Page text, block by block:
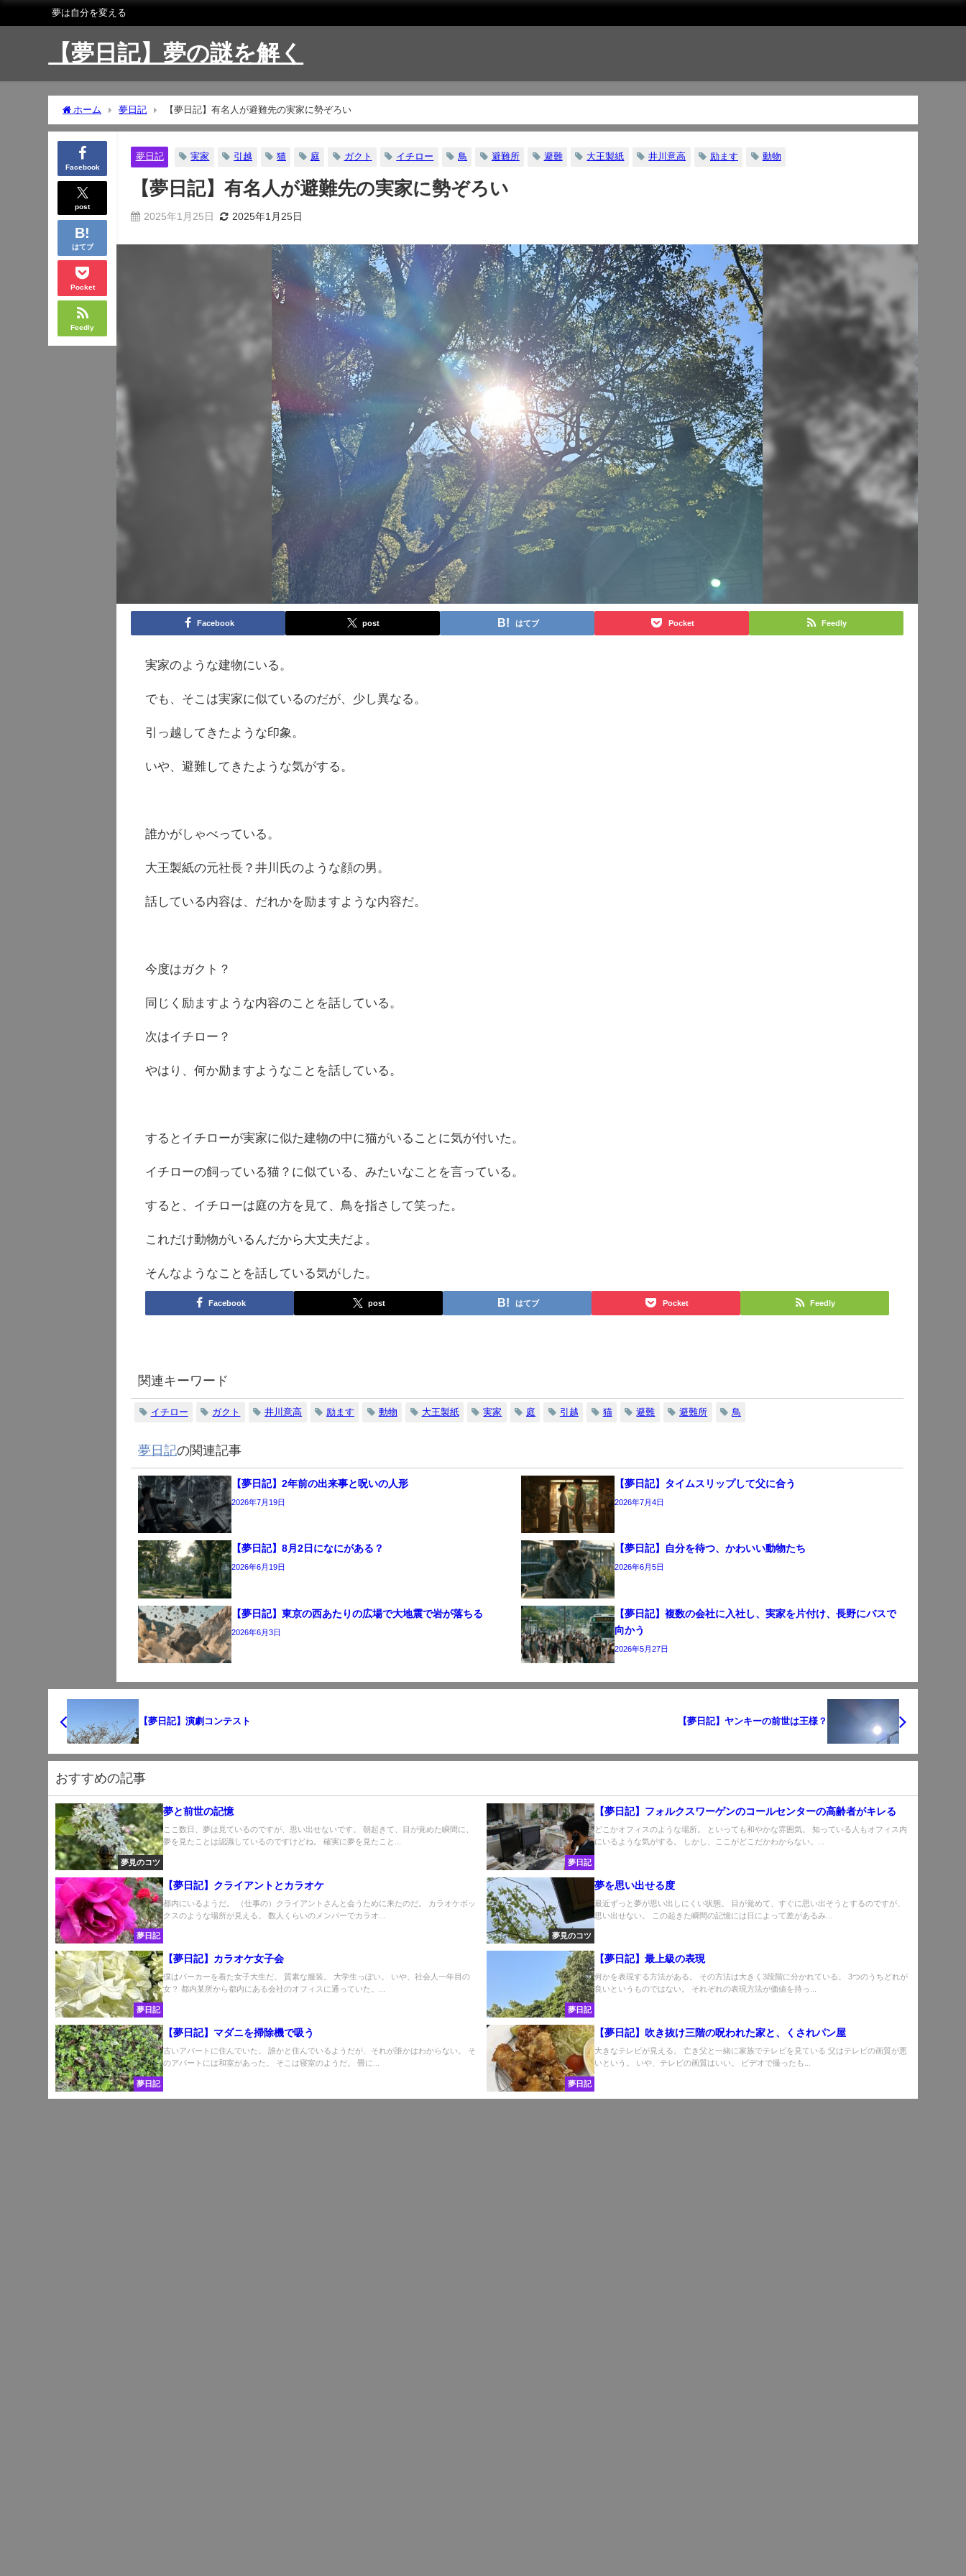
夢は自分を変える
【夢日記】夢の謎を解く
ホーム 夢日記 【夢日記】有名人が避難先の実家に勢ぞろい
Facebook
post
はてブ
Pocket
Feedly
夢日記 実家 引越 猫 庭 ガクト イチロー 鳥 避難所 避難 大王製紙 井川意高 励ます 動物
【夢日記】有名人が避難先の実家に勢ぞろい
2025年1月25日 2025年1月25日
Facebook post はてブ Pocket Feedly
実家のような建物にいる。
でも、そこは実家に似ているのだが、少し異なる。
引っ越してきたような印象。
いや、避難してきたような気がする。
誰かがしゃべっている。
大王製紙の元社長？井川氏のような顔の男。
話している内容は、だれかを励ますような内容だ。
今度はガクト？
同じく励ますような内容のことを話している。
次はイチロー？
やはり、何か励ますようなことを話している。
するとイチローが実家に似た建物の中に猫がいることに気が付いた。
イチローの飼っている猫？に似ている、みたいなことを言っている。
すると、イチローは庭の方を見て、鳥を指さして笑った。
これだけ動物がいるんだから大丈夫だよ。
そんなようなことを話している気がした。
Facebook post はてブ Pocket Feedly
関連キーワード
イチロー ガクト 井川意高 励ます 動物 大王製紙 実家 庭 引越 猫 避難 避難所 鳥
夢日記の関連記事
【夢日記】2年前の出来事と呪いの人形
2026年7月19日
【夢日記】タイムスリップして父に合う
2026年7月4日
【夢日記】8月2日になにがある？
2026年6月19日
【夢日記】自分を待つ、かわいい動物たち
2026年6月5日
【夢日記】東京の西あたりの広場で大地震で岩が落ちる
2026年6月3日
【夢日記】複数の会社に入社し、実家を片付け、長野にバスで
向かう
2026年5月27日
【夢日記】演劇コンテスト 【夢日記】ヤンキーの前世は王様？
おすすめの記事
夢見のコツ
夢と前世の記憶
ここ数日、夢は見ているのですが、思い出せないです。 朝起きて、目が覚めた瞬間に、
夢を見たことは認識しているのですけどね。 確実に夢を見たこと...
夢日記
【夢日記】フォルクスワーゲンのコールセンターの高齢者がキレる
どこかオフィスのような場所。 といっても和やかな雰囲気。 知っている人もオフィス内
にいるような気がする。 しかし、ここがどこだかわからない。...
夢日記
【夢日記】クライアントとカラオケ
都内にいるようだ。 （仕事の）クライアントさんと会うために来たのだ。 カラオケボッ
クスのような場所が見える。 数人くらいのメンバーでカラオ...
夢見のコツ
夢を思い出せる度
最近ずっと夢が思い出しにくい状態。 目が覚めて、すぐに思い出そうとするのですが、
思い出せない。 この起きた瞬間の記憶には日によって差があるみ...
夢日記
【夢日記】カラオケ女子会
僕はパーカーを着た女子大生だ。 質素な服装。 大学生っぽい。 いや、社会人一年目の
女？ 都内某所から都内にある会社のオフィスに通っていた。...
夢日記
【夢日記】最上級の表現
何かを表現する方法がある。 その方法は大きく3段階に分かれている。 3つのうちどれが
良いというものではない。 それぞれの表現方法が価値を持っ...
夢日記
【夢日記】マダニを掃除機で吸う
古いアパートに住んでいた。 誰かと住んでいるようだが、それが誰かはわからない。 そ
のアパートには和室があった。 そこは寝室のようだ。 畳に...
夢日記
【夢日記】吹き抜け三階の呪われた家と、くされパン屋
大きなテレビが見える。 亡き父と一緒に家族でテレビを見ている 父はテレビの画質が悪
いという。 いや、テレビの画質はいい。 ビデオで撮ったも...